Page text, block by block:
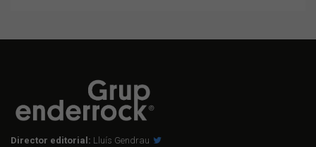
Director editorial: Lluís Gendrau